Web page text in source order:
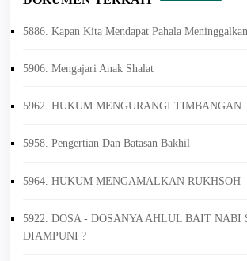
5886. Kapan Kita Mendapat Pahala
5906. Mengajari Anak Shalat
5962. HUKUM MENGURANGI TIMBANGAN
5958. Pengertian Dan Batasan Bakhil
5964. HUKUM MENGAMALKAN RUKHSOH
5922. DOSA - DOSANYA AHLUL BAIT NABI
DIAMPUNI ?